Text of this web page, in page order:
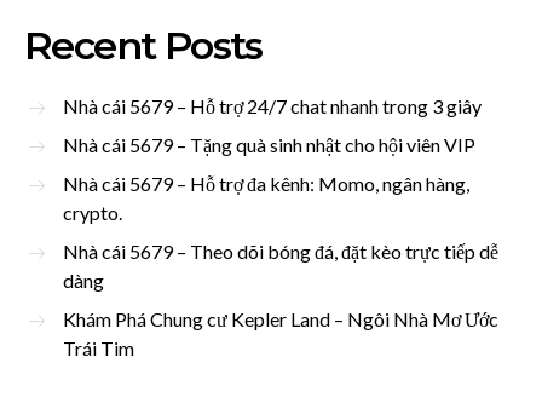
Recent Posts
Nhà cái 5679 – Hỗ trợ 24/7 chat nhanh trong 3 giây
Nhà cái 5679 – Tặng quà sinh nhật cho hội viên VIP
Nhà cái 5679 – Hỗ trợ đa kênh: Momo, ngân hàng,
crypto.
Nhà cái 5679 – Theo dõi bóng đá, đặt kèo trực tiếp dễ
dàng
Khám Phá Chung cư Kepler Land – Ngôi Nhà Mơ Ước
Trái Tim